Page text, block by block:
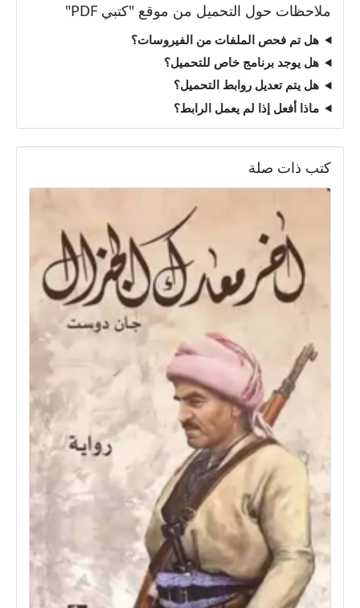
ملاحظات حول التحميل من موقع "كتبي PDF"
هل تم فحص الملفات من الفيروسات؟
هل يوجد برنامج خاص للتحميل؟
هل يتم تعديل روابط التحميل؟
ماذا أفعل إذا لم يعمل الرابط؟
كتب ذات صلة